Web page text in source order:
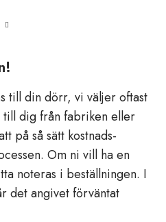
till din dörr, vi väljer oftast
till dig från fabriken eller
på så sätt kostnads-
Om ni vill ha en
noteras i beställningen. I
det angivet förväntat